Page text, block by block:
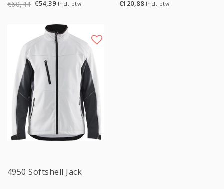
€60,44 €54,39 Incl. btw
€120,88 Incl. btw
4950 Softshell Jack